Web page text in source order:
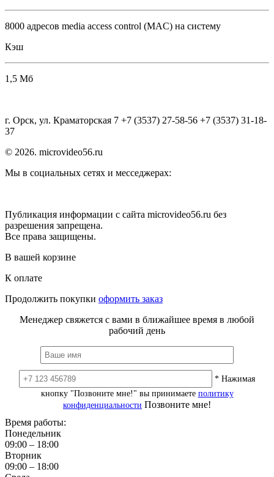
8000 адресов media access control (MAC) на систему
Кэш
1,5 Мб
г. Орск, ул. Краматорская 7 +7 (3537) 27-58-56 +7 (3537) 31-18-
37
© 2026. microvideo56.ru
Мы в социальных сетях и месседжерах:
Публикация информации с сайта microvideo56.ru без
разрешения запрещена.
Все права защищены.
В вашей корзине
К оплате
Продолжить покупки оформить заказ
Менеджер свяжется с вами в ближайшее время в любой
рабочий день
* Нажимая
кнопку "Позвоните мне!" вы принимаете политику
конфиденциальности Позвоните мне!
Время работы:
Понедельник
09:00 – 18:00
Вторник
09:00 – 18:00